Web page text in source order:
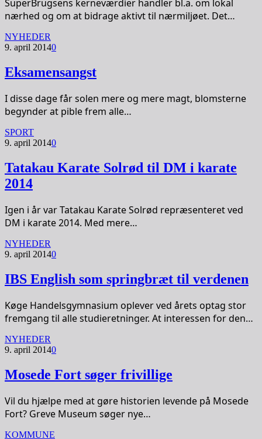
SuperBrugsens kerneværdier handler bl.a. om lokal
nærhed og om at bidrage aktivt til nærmiljøet. Det…
NYHEDER
9. april 20140
Eksamensangst
I disse dage får solen mere og mere magt, blomsterne
begynder at pible frem alle…
SPORT
9. april 20140
Tatakau Karate Solrød til DM i karate
2014
Igen i år var Tatakau Karate Solrød repræsenteret ved
DM i karate 2014. Med mere…
NYHEDER
9. april 20140
IBS English som springbræt til verdenen
Køge Handelsgymnasium oplever ved årets optag stor
fremgang til alle studieretninger. At interessen for den…
NYHEDER
9. april 20140
Mosede Fort søger frivillige
Vil du hjælpe med at gøre historien levende på Mosede
Fort? Greve Museum søger nye…
KOMMUNE